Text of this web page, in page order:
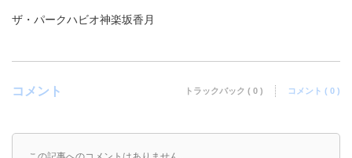
ザ・パークハビオ神楽坂香月
コメント トラックバック ( 0 ) コメント ( 0 )